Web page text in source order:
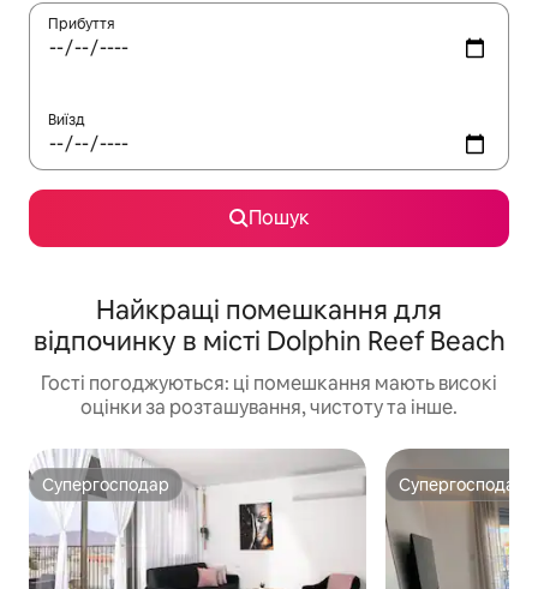
Прибуття
Виїзд
Пошук
Найкращі помешкання для
відпочинку в місті Dolphin Reef Beach
Гості погоджуються: ці помешкання мають високі
оцінки за розташування, чистоту та інше.
Супергосподар
Супергосподар Супергосподар
Супергосподар